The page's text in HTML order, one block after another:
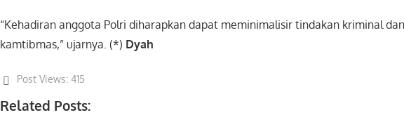
“Kehadiran anggota Polri diharapkan dapat meminimalisir tindakan kriminal
kamtibmas,” ujarnya. (*) Dyah
Post Views: 415
Related Posts: